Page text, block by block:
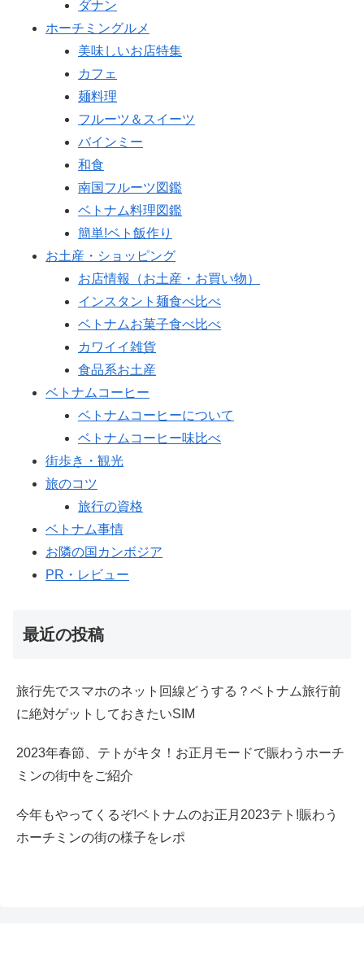
ダナン
ホーチミングルメ
美味しいお店特集
カフェ
麺料理
フルーツ＆スイーツ
バインミー
和食
南国フルーツ図鑑
ベトナム料理図鑑
簡単!ベト飯作り
お土産・ショッピング
お店情報（お土産・お買い物）
インスタント麺食べ比べ
ベトナムお菓子食べ比べ
カワイイ雑貨
食品系お土産
ベトナムコーヒー
ベトナムコーヒーについて
ベトナムコーヒー味比べ
街歩き・観光
旅のコツ
旅行の資格
ベトナム事情
お隣の国カンボジア
PR・レビュー
最近の投稿
旅行先でスマホのネット回線どうする？ベトナム旅行前
に絶対ゲットしておきたいSIM
2023年春節、テトがキタ！お正月モードで賑わうホーチ
ミンの街中をご紹介
今年もやってくるぞ!ベトナムのお正月2023テト!賑わう
ホーチミンの街の様子をレポ